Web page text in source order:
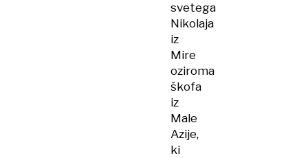
svetega
Nikolaja
iz
Mire
oziroma
škofa
iz
Male
Azije,
ki